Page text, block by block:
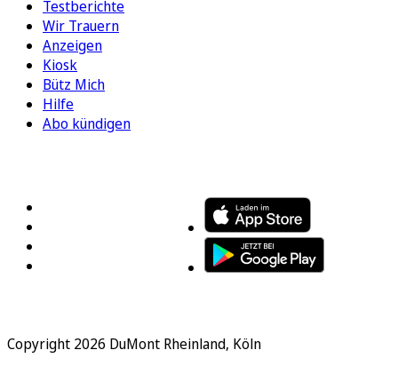
Testberichte
Wir Trauern
Anzeigen
Kiosk
Bütz Mich
Hilfe
Abo kündigen
Copyright 2026 DuMont Rheinland, Köln